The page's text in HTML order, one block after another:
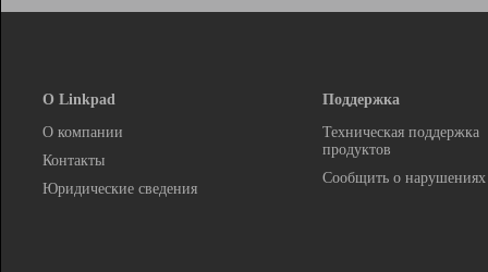
О Linkpad
О компании
Контакты
Юридические сведения
Поддержка
Техническая поддержка
продуктов
Сообщить о нарушениях